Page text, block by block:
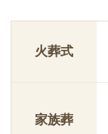
火葬式
家族葬